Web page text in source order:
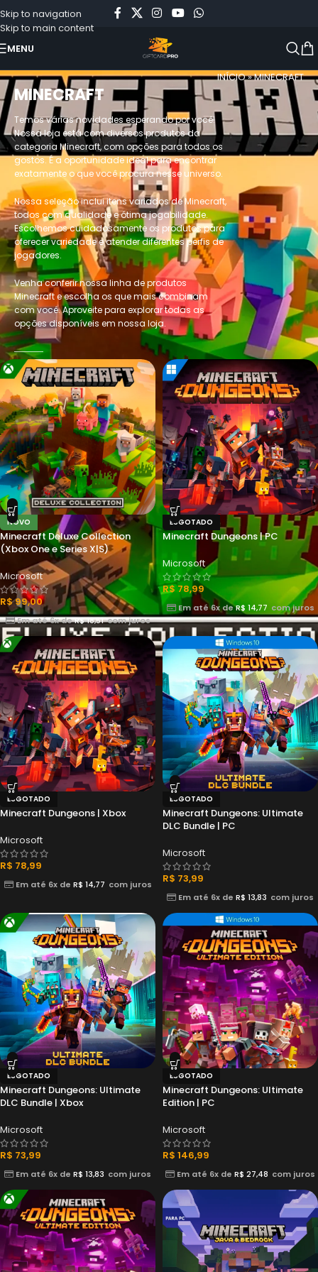
Skip to navigation
Skip to main content
MENU
INÍCIO»MINECRAFT
MINECRAFT
Temos várias novidades esperando por você!
Nossa loja está com diversos produtos da
categoria Minecraft, com opções para todos os
gostos. É a oportunidade ideal para encontrar
exatamente o que você procura nesse universo.
Nossa seleção inclui itens variados de Minecraft,
todos com qualidade e ótima jogabilidade.
Escolhemos cuidadosamente os produtos para
oferecer variedade e atender diferentes perfis de
jogadores.
Venha conferir nossa linha de produtos
Minecraft e escolha os que mais combinam
com você. Aproveite para explorar todas as
opções disponíveis em nossa loja.
NOVO
Minecraft Deluxe Collection
(Xbox One e Series X|S)
Microsoft
R$99,00
Em até 6x deR$18,51 com juros
ESGOTADO
Minecraft Dungeons | PC
Microsoft
R$78,99
Em até 6x deR$ 14,77 com juros
ESGOTADO
Minecraft Dungeons | Xbox
Microsoft
R$ 78,99
Em até 6x de R$ 14,77 com juros
ESGOTADO
Minecraft Dungeons: Ultimate
DLC Bundle | PC
Microsoft
R$ 73,99
Em até 6x de R$ 13,83 com juros
ESGOTADO
Minecraft Dungeons: Ultimate
DLC Bundle | Xbox
Microsoft
R$ 73,99
Em até 6x de R$ 13,83 com juros
ESGOTADO
Minecraft Dungeons: Ultimate
Edition | PC
Microsoft
R$ 146,99
Em até 6x de R$ 27,48 com juros